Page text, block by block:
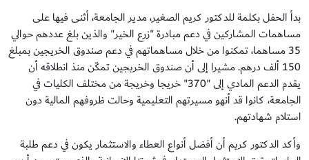
بدأ الحفل بكلمة للدكتور كريم الصغير، مدير الجامعة، أثنى فيها على
مساهمات المشاركين في دعم مبادرة "زرع الخير" والذين بلغ عددهم حوالي
35 مساهما، تمكنوا من خلال مساهماتهم في دعم صندوق الخريجين بمبلغ
150 ألف درهم. مشيرا إلى أن صندوق الخريجين تمكّن منذ انطلاقه أن
يقدم الدعم المادي إلى "370" خريجا وخريجة من مختلف الكليات في
الجامعة، كانوا قد أنهو مسيرتهم التعليمية وحالت ظروفهم المالية دون
استلام شهادتهم.
وأكد الدكتور كريم أن أفضل أنواع العطاء والاستثمار يكون في دعم طلبة